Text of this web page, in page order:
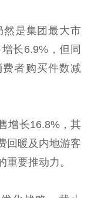
然是集团最大市
长6.9%，但同
者购买件数减
增长16.8%，其
回暖及内地游客
要推动力。